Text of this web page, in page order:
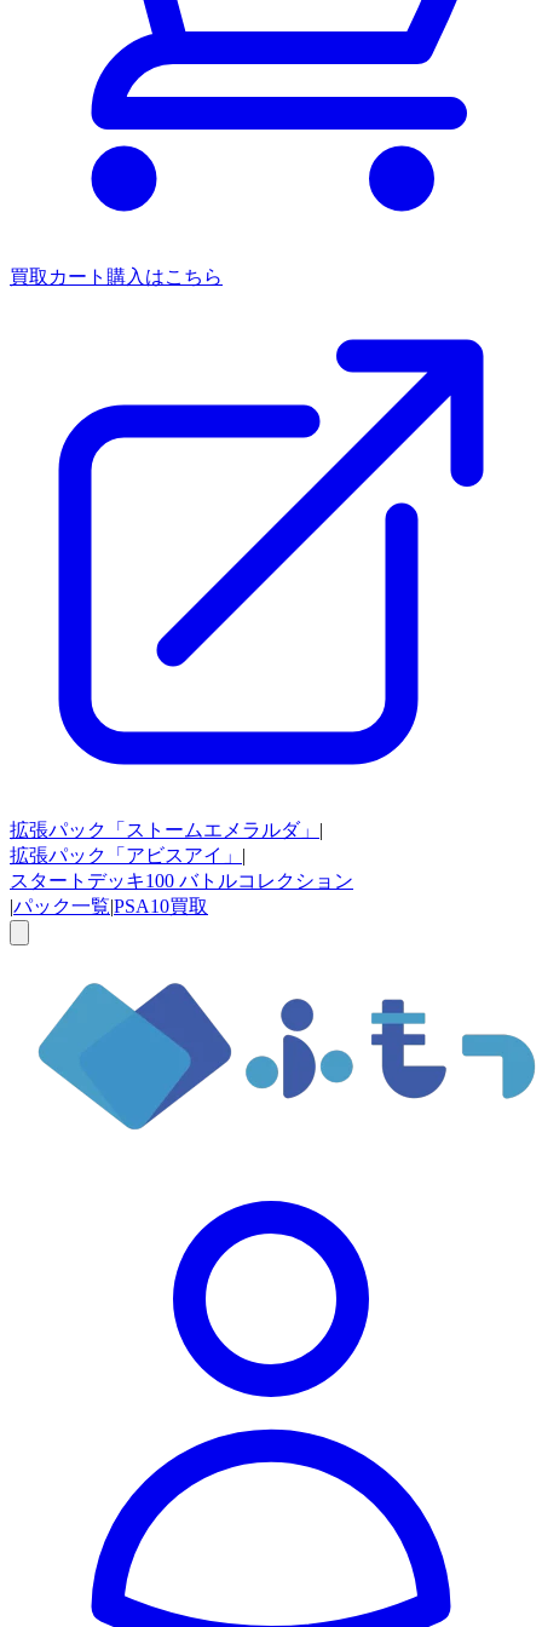
買取カート 購入はこちら
拡張パック 「ストームエメラルダ」 |
拡張パック
「アビスアイ」 |
スタートデッキ100 バトルコレクション
|パック一覧|PSA10買取